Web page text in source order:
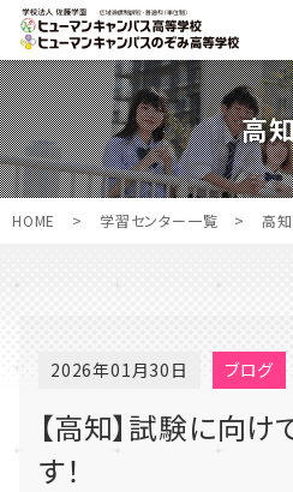
高
HOME > 学習センター一覧 > 高
2026年01月30日 ブログ
【高知】試験に向け
す！